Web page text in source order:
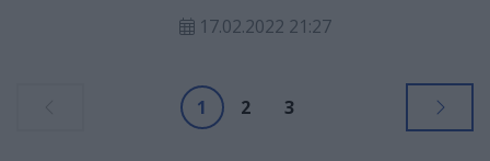
22' była radomska Łaźnia.
17.02.2022 21:27
1 2 3